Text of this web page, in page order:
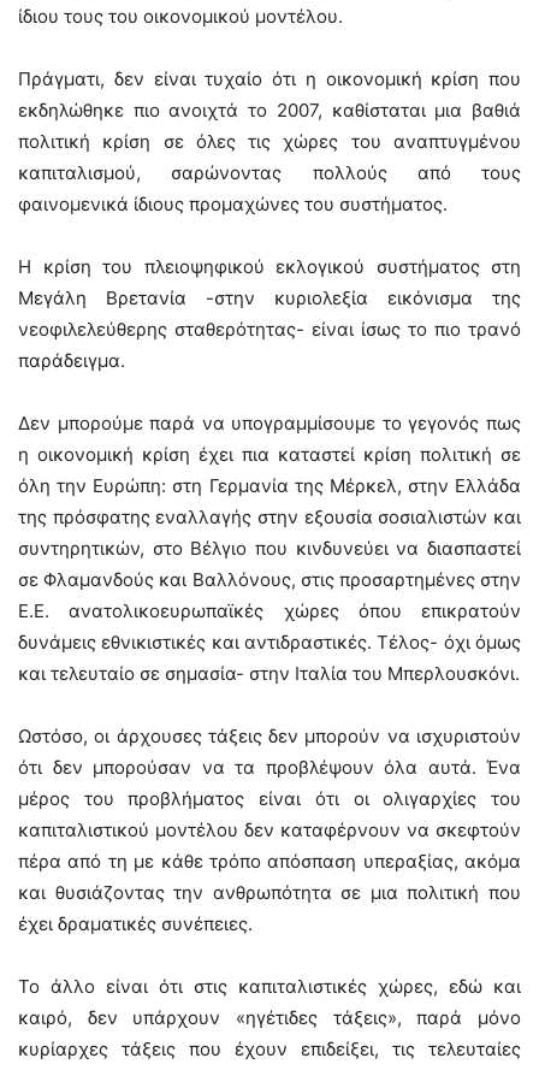
ίδιου τους του οικονομικού μοντέλου.
Πράγματι, δεν είναι τυχαίο ότι η οικονομική κρίση που
εκδηλώθηκε πιο ανοιχτά το 2007, καθίσταται μια βαθιά
πολιτική κρίση σε όλες τις χώρες του αναπτυγμένου
καπιταλισμού, σαρώνοντας πολλούς από τους
φαινομενικά ίδιους προμαχώνες του συστήματος.
Η κρίση του πλειοψηφικού εκλογικού συστήματος στη
Μεγάλη Βρετανία -στην κυριολεξία εικόνισμα της
νεοφιλελεύθερης σταθερότητας- είναι ίσως το πιο τρανό
παράδειγμα.
Δεν μπορούμε παρά να υπογραμμίσουμε το γεγονός πως
η οικονομική κρίση έχει πια καταστεί κρίση πολιτική σε
όλη την Ευρώπη: στη Γερμανία της Μέρκελ, στην Ελλάδα
της πρόσφατης εναλλαγής στην εξουσία σοσιαλιστών και
συντηρητικών, στο Βέλγιο που κινδυνεύει να διασπαστεί
σε Φλαμανδούς και Βαλλόνους, στις προσαρτημένες στην
Ε.Ε. ανατολικοευρωπαϊκές χώρες όπου επικρατούν
δυνάμεις εθνικιστικές και αντιδραστικές. Τέλος- όχι όμως
και τελευταίο σε σημασία- στην Ιταλία του Μπερλουσκόνι.
Ωστόσο, οι άρχουσες τάξεις δεν μπορούν να ισχυριστούν
ότι δεν μπορούσαν να τα προβλέψουν όλα αυτά. Ένα
μέρος του προβλήματος είναι ότι οι ολιγαρχίες του
καπιταλιστικού μοντέλου δεν καταφέρνουν να σκεφτούν
πέρα από τη με κάθε τρόπο απόσπαση υπεραξίας, ακόμα
και θυσιάζοντας την ανθρωπότητα σε μια πολιτική που
έχει δραματικές συνέπειες.
Το άλλο είναι ότι στις καπιταλιστικές χώρες, εδώ και
καιρό, δεν υπάρχουν «ηγέτιδες τάξεις», παρά μόνο
κυρίαρχες τάξεις που έχουν επιδείξει, τις τελευταίες